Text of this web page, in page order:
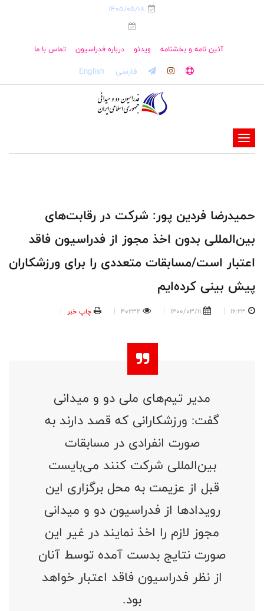
1405/05/18
آئین نامه و بخشنامه ویدئو درباره فدراسیون تماس با ما
فارسی English
-
-
-
حمیدرضا فردین پور: شرکت در رقابت‌های
بین‌المللی بدون اخذ مجوز از فدراسیون فاقد
اعتبار است/مسابقات متعددی را برای ورزشکاران
پیش بینی کرده‌ایم
16:23
1400/03/11
40232 چاپ خبر
مدیر تیم‌های ملی دو و میدانی
گفت: ورزشکارانی که قصد دارند به
صورت انفرادی در مسابقات
بین‌المللی‌ شرکت کنند می‌بایست
قبل از عزیمت به محل برگزاری این
رویدادها از فدراسیون دو و میدانی
مجوز لازم را اخذ نمایند در غیر این
صورت نتایج بدست آمده توسط آنان
از نظر فدراسیون فاقد اعتبار خواهد
بود.